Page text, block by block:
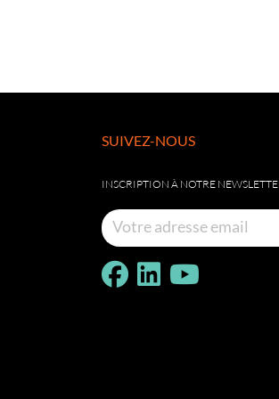
SUIVEZ-NOUS
INSCRIPTION À NOTRE